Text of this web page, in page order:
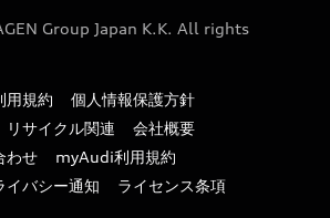
ント
Group Japan K.K. All rights
用規約
個人情報保護方針
リサイクル関連
会社概要
わせ
myAudi利用規約
イバシー通知
ライセンス条項